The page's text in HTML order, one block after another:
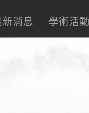
新消息 學術活動